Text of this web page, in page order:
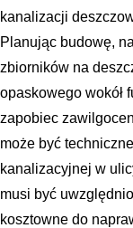
kanalizacji
Planując budowę,
zbiorników na
opaskowego wokół
zapobiec
może być
kanalizacyjnej w
musi być
kosztowne do